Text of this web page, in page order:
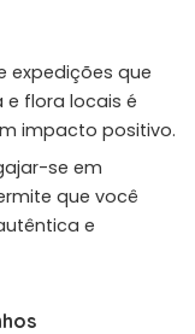
expedições que
flora locais é
impacto positivo.
se em
que você
e